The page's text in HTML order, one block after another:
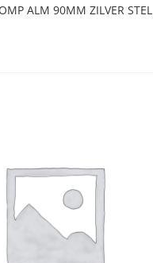
ALM 90MM ZILVER STEL